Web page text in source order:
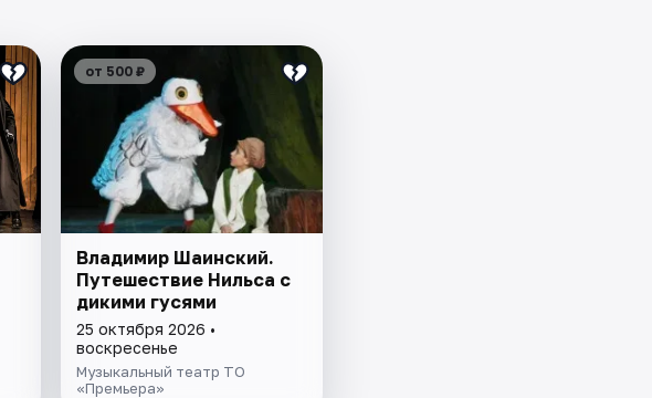
от 500 ₽
Владимир Шаинский.
Путешествие Нильса с
дикими гусями
25 октября 2026 •
воскресенье
Музыкальный театр ТО
«Премьера»